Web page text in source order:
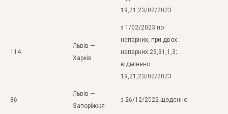
19,21,23/02/2023
114
Львів —
Харків
з 1/02/2023 по
непарних, при двох
непарних 29,31,1,3;
відмінено
19,21,23/02/2023
86
Львів —
Запоріжжя
з 26/12/2022 щоденно